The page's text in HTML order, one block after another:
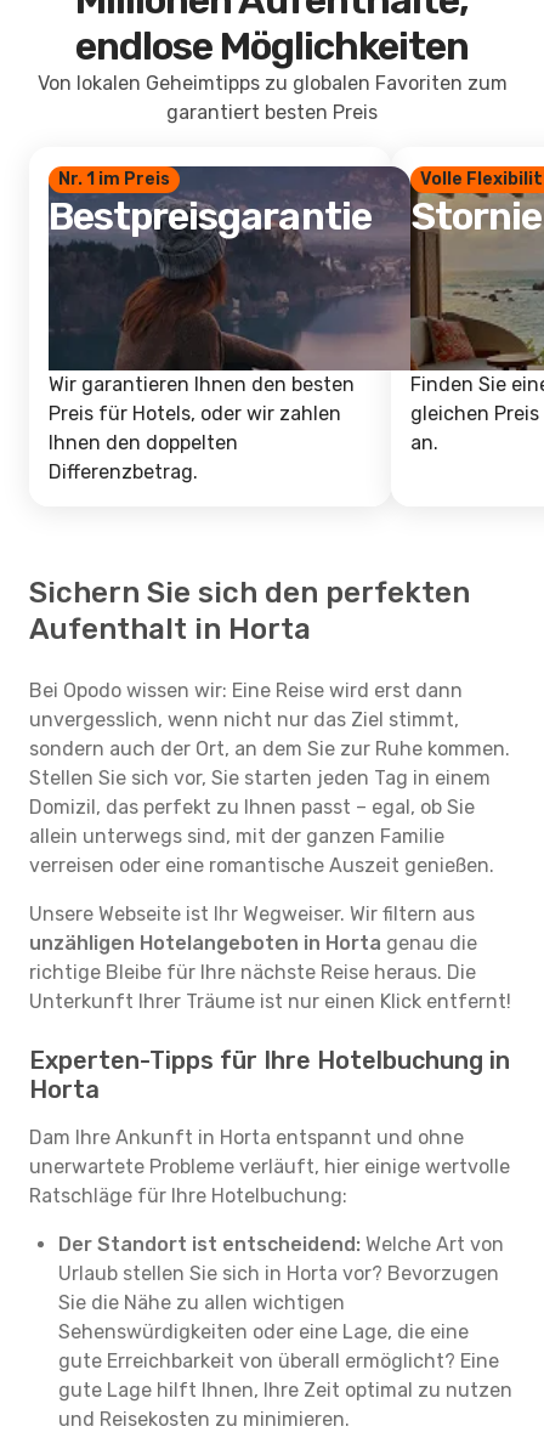
endlose Möglichkeiten
Von lokalen Geheimtipps zu globalen Favoriten zum
garantiert besten Preis
Nr. 1 im Preis
Bestpreisgarantie
Wir garantieren Ihnen den besten
Preis für Hotels, oder wir zahlen
Ihnen den doppelten
Differenzbetrag.
Volle
Finden Sie
gleichen
an.
Sichern Sie sich den perfekten
Aufenthalt in Horta
Bei Opodo wissen wir: Eine Reise wird erst dann
unvergesslich, wenn nicht nur das Ziel stimmt,
sondern auch der Ort, an dem Sie zur Ruhe kommen.
Stellen Sie sich vor, Sie starten jeden Tag in einem
Domizil, das perfekt zu Ihnen passt – egal, ob Sie
allein unterwegs sind, mit der ganzen Familie
verreisen oder eine romantische Auszeit genießen.
Unsere Webseite ist Ihr Wegweiser. Wir filtern aus
unzähligen Hotelangeboten in Horta genau die
richtige Bleibe für Ihre nächste Reise heraus. Die
Unterkunft Ihrer Träume ist nur einen Klick entfernt!
Experten-Tipps für Ihre Hotelbuchung in
Horta
Dam Ihre Ankunft in Horta entspannt und ohne
unerwartete Probleme verläuft, hier einige wertvolle
Ratschläge für Ihre Hotelbuchung:
Der Standort ist entscheidend: Welche Art von
Urlaub stellen Sie sich in Horta vor? Bevorzugen
Sie die Nähe zu allen wichtigen
Sehenswürdigkeiten oder eine Lage, die eine
gute Erreichbarkeit von überall ermöglicht? Eine
gute Lage hilft Ihnen, Ihre Zeit optimal zu nutzen
und Reisekosten zu minimieren.